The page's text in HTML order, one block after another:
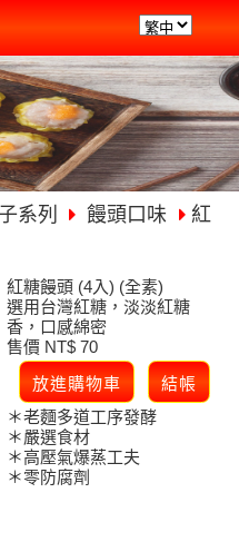
系列 饅頭口味
紅
紅糖饅頭 (4入) (全素)
選用台灣紅糖，淡淡紅糖
香，口感綿密
售價 NT$ 70
＊老麵多道工序發酵
＊嚴選食材
＊高壓氣爆蒸工夫
＊零防腐劑